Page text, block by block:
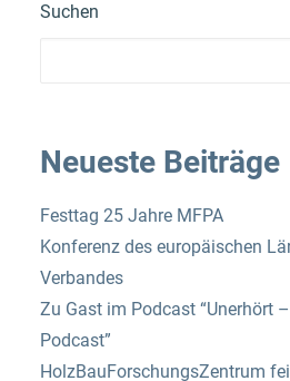
Suchen
Neueste Beiträge
Festtag 25 Jahre MFPA
Konferenz des europäischen
Verbandes
Zu Gast im Podcast “Unerhört
Podcast”
HolzBauForschungsZentrum